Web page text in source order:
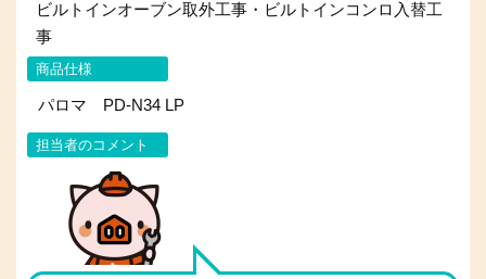
ビルトインオーブン取外工事・ビルトインコンロ入替工
事
商品仕様
パロマ PD-N34 LP
担当者のコメント